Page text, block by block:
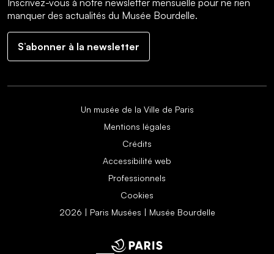
Inscrivez-vous à notre newsletter mensuelle pour ne rien
manquer des actualités du Musée Bourdelle.
S’abonner à la newsletter
Un musée de la Ville de Paris
Mentions légales
Crédits
Accessibilité web
Professionnels
Cookies
2026 | Paris Musées | Musée Bourdelle